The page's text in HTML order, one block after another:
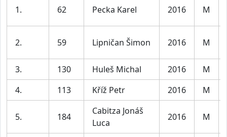
1. 62 Pecka Karel 2016 M
2. 59 Lipničan Šimon 2016 M
3. 130 Huleš Michal 2016
M
4.
113 Kříž Petr 2016 M
5. 184
Cabitza Jonáš
Luca
2016 M